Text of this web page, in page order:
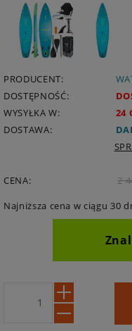
PRODUCENT:
DOSTĘPNOŚĆ:
WYSYŁKA W:
24
DOSTAWA:
CENA: 2
Najniższa cena w ciągu 30